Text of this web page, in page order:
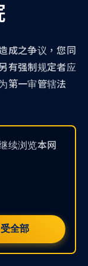
成之争议，您同
有强制规定者应
第一审管辖法
日
续浏览本网
全部